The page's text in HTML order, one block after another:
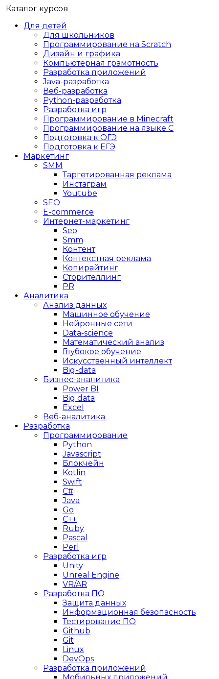
Каталог курсов
Для детей
Для школьников
Программирование на Scratch
Дизайн и графика
Компьютерная грамотность
Разработка приложений
Java-разработка
Веб-разработка
Python-разработка
Разработка игр
Программирование в Minecraft
Программирование на языке C
Подготовка к ОГЭ
Подготовка к ЕГЭ
Маркетинг
SMM
Таргетированная реклама
Инстаграм
Youtube
SEO
E-сommerce
Интернет-маркетинг
Seo
Smm
Контент
Контекстная реклама
Копирайтинг
Сторителлинг
PR
Аналитика
Анализ данных
Машинное обучение
Нейронные сети
Data-science
Математический анализ
Глубокое обучение
Искусственный интеллект
Big-data
Бизнес-аналитика
Power BI
Big data
Excel
Веб-аналитика
Разработка
Программирование
Python
Javascript
Блокчейн
Kotlin
Swift
C#
Java
Go
C++
Ruby
Pascal
Perl
Разработка игр
Unity
Unreal Engine
VR/AR
Разработка ПО
Защита данных
Информационная безопасность
Тестирование ПО
Github
Git
Linux
DevOps
Разработка приложений